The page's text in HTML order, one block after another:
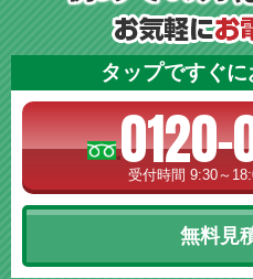
タップですぐ
受付時間 9:30～
無料見